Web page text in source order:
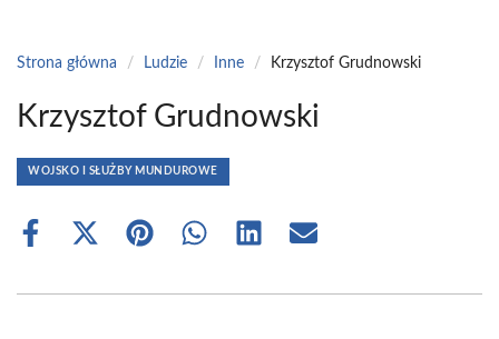
Strona główna / Ludzie / Inne / Krzysztof Grudnowski
Krzysztof Grudnowski
WOJSKO I SŁUŻBY MUNDUROWE
Share
Share
(Twitter)
Share Share Share Share